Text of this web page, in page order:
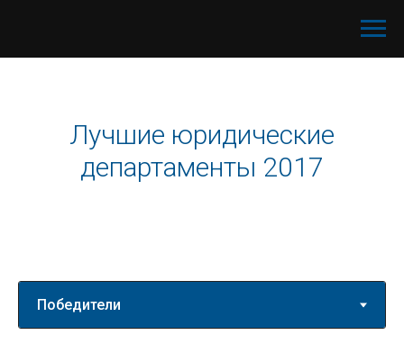
Лучшие юридические
департаменты 2017